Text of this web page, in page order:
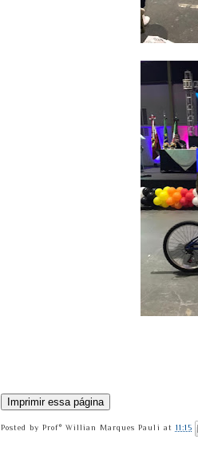
Posted byProf° Willian Marques Pauli at 11:15